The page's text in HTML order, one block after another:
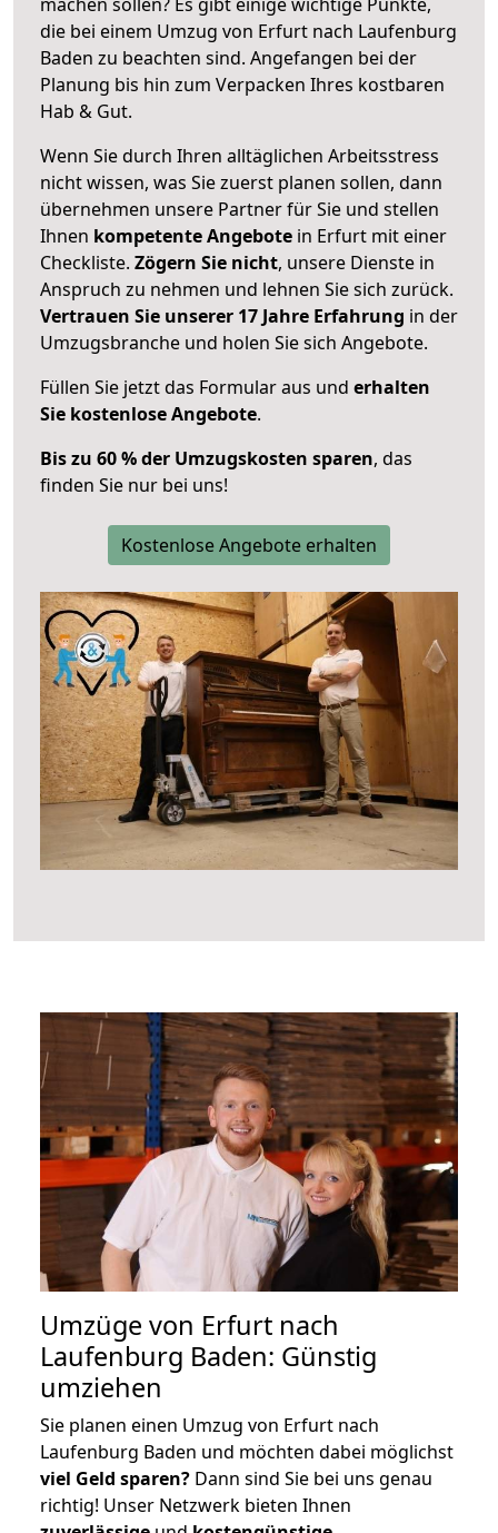
die bei einem Umzug von Erfurt nach Laufenburg
Baden zu beachten sind. Angefangen bei der
Planung bis hin zum Verpacken Ihres kostbaren
Hab & Gut.
Wenn Sie durch Ihren alltäglichen Arbeitsstress
nicht wissen, was Sie zuerst planen sollen, dann
übernehmen unsere Partner für Sie und stellen
Ihnen kompetente Angebote in Erfurt mit einer
Checkliste. Zögern Sie nicht, unsere Dienste in
Anspruch zu nehmen und lehnen Sie sich zurück.
Vertrauen Sie unserer 17 Jahre Erfahrung in der
Umzugsbranche und holen Sie sich Angebote.
Füllen Sie jetzt das Formular aus und erhalten
Sie kostenlose Angebote.
Bis zu 60 % der Umzugskosten sparen, das
finden Sie nur bei uns!
Kostenlose Angebote erhalten
Umzüge von Erfurt nach
Laufenburg Baden: Günstig
umziehen
Sie planen einen Umzug von Erfurt nach
Laufenburg Baden und möchten dabei möglichst
viel Geld sparen? Dann sind Sie bei uns genau
richtig! Unser Netzwerk bieten Ihnen